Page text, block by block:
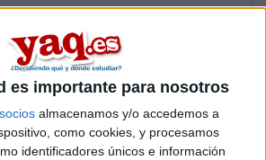
es importante para nosotros
socios almacenamos y/o accedemos a
como cookies, y procesamos
identificadores únicos e información